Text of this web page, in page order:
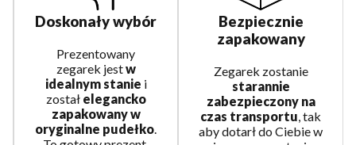
Doskonały wybór
Prezentowany
zegarek jestw
idealnym stanie i
został elegancko
zapakowany w
oryginalne pudełko.
Bezpiecznie
zapakowany
Zegarek zostanie
starannie
zabezpieczony na
czas transportu, tak
aby dotarł do Ciebie w